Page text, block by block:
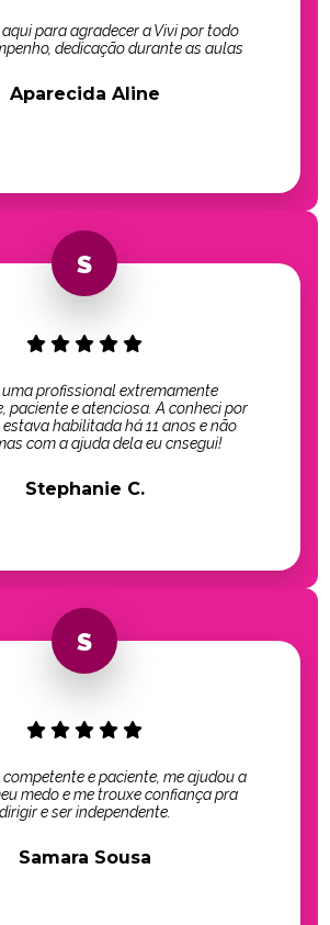
para agradecer a Vivi por todo
dedicação durante as aulas
Aparecida Aline
uma profissional extremamente
paciente e atenciosa. A conheci por
habilitada há 11 anos e não
com a ajuda dela eu cnsegui!
Stephanie C.
competente e paciente, me ajudou a
medo e me trouxe confiança pra
dirigir e ser independente.
Samara Sousa